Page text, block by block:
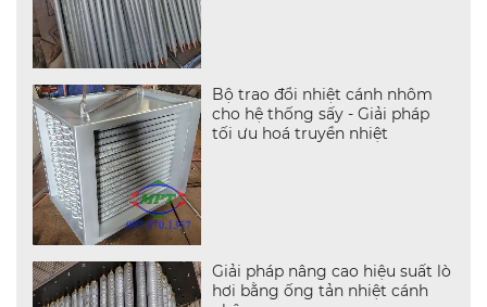
Bộ trao đổi nhiệt cánh nhôm
cho hệ thống sấy - Giải pháp
tối ưu hoá truyền nhiệt
Giải pháp nâng cao hiệu suất lò
hơi bằng ống tản nhiệt cánh